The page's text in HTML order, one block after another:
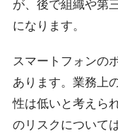
が、後で組織や第
になります。
スマートフォンの
あります。業務上
性は低いと考えら
のリスクについて